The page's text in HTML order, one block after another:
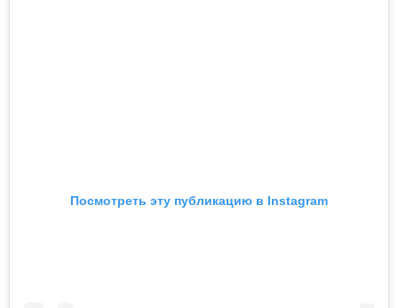
Посмотреть эту публикацию в Instagram